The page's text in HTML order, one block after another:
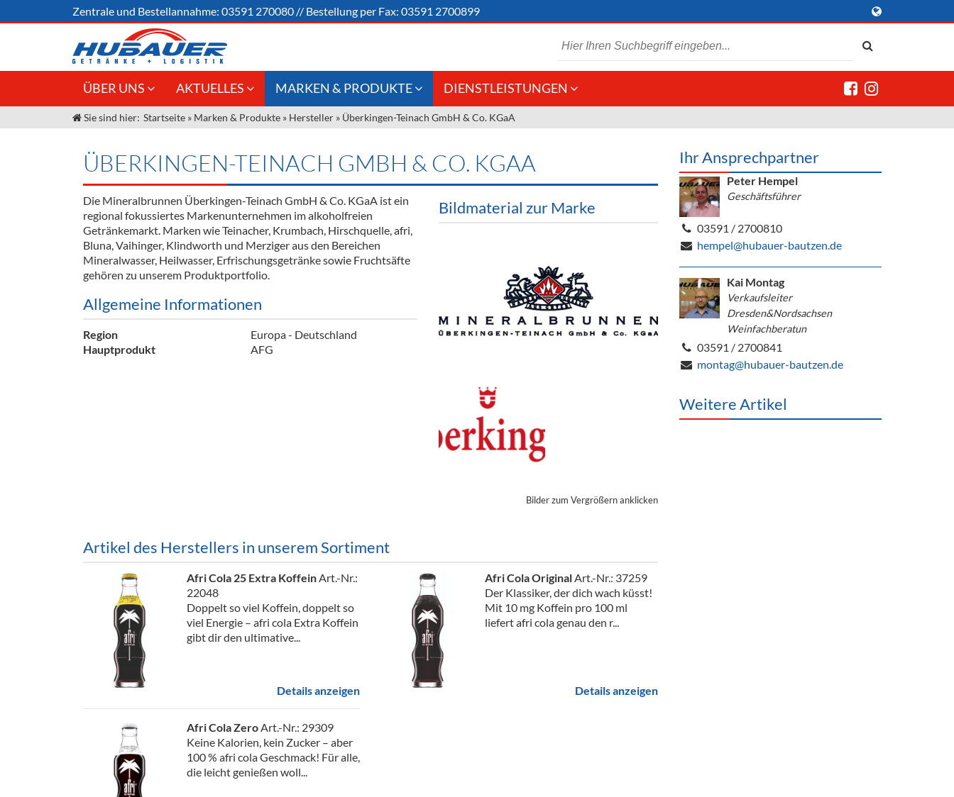
Zentrale und Bestellannahme: 03591 270080 // Bestellung per Fax: 03591 2700899
ÜBER UNS
Jobs
Unser Liefergebiet
Unser Team
Kontakt
AKTUELLES
Angebote Gastronomie &
Gastronomie
Innovation - Die Neue Art des
Bierzapfens "DroughtMaster"
Neuigkeiten
Termine
MARKEN & PRODUKTE
Weine & Schaumwein
Spirituosen
Fassbier + Zubehör
Alkoholfreie Getränke
Öle & Küchenartikel
Barzubehör
Ausschankwagen
DIENSTLEISTUNGEN
Kommisionskauf &
Fremddienstleistungen
Sie sind hier: Startseite » Marken & Produkte » Hersteller » Überkingen-Teinach GmbH & Co. KGaA
ÜBERKINGEN-TEINACH GMBH & CO. KGAA
Die Mineralbrunnen Überkingen-Teinach GmbH & Co. KGaA ist ein
regional fokussiertes Markenunternehmen im alkoholfreien
Getränkemarkt. Marken wie Teinacher, Krumbach, Hirschquelle, afri,
Bluna, Vaihinger, Klindworth und Merziger aus den Bereichen
Mineralwasser, Heilwasser, Erfrischungsgetränke sowie Fruchtsäfte
gehören zu unserem Produktportfolio.
Allgemeine Informationen
Region
Europa - Deutschland
Hauptprodukt
AFG
Bildmaterial zur Marke
Bilder zum Vergrößern anklicken
Artikel des Herstellers in unserem Sortiment
Afri Cola 25 Extra KoffeinArt.-Nr.:
22048
Doppelt so viel Koffein, doppelt so
viel Energie – afri cola Extra Koffein
gibt dir den ultimative...
Details anzeigen
Afri Cola OriginalArt.-Nr.: 37259
Der Klassiker, der dich wach küsst!
Mit 10 mg Koffein pro 100 ml
liefert afri cola genau den r...
Details anzeigen
Afri Cola ZeroArt.-Nr.: 29309
Keine Kalorien, kein Zucker – aber
100 % afri cola Geschmack! Für alle,
die leicht genießen woll...
Ihr Ansprechpartner
Peter Hempel
Geschäftsführer
03591 / 2700810
hempel@hubauer-bautzen.de
Kai Montag
Verkaufsleiter
Dresden&Nordsachsen
Weinfachberatun
03591 / 2700841
montag@hubauer-bautzen.de
Weitere Artikel